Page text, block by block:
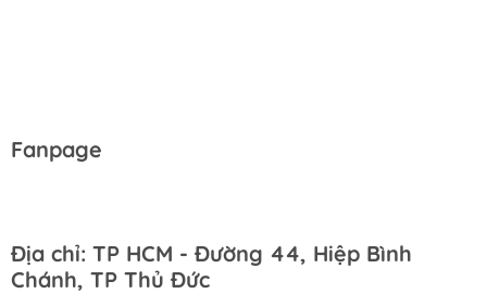
Fanpage
Địa chỉ: TP HCM - Đường 44, Hiệp Bình
Chánh, TP Thủ Đức